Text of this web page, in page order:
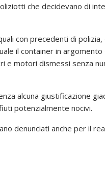
che decidevano di
con precedenti di polizia,
il container in argomento
e motori dismessi senza
alcuna giustificazione
potenzialmente nocivi.
denunciati anche per il